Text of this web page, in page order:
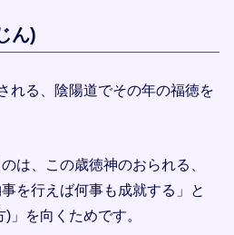
ん)
れる、陰陽道でその年の福徳を
は、この歳徳神のおられる、
を行えば何事も成就する」と
」を向くためです。